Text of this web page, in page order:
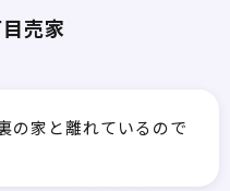
売家
の家と離れているので